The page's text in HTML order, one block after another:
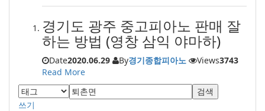
경기도 광주 중고피아노 판매 잘
하는 방법 (영창 삼익 야마하)
Date2020.06.29 By경기종합피아노 Views3743
Read More
검색
쓰기